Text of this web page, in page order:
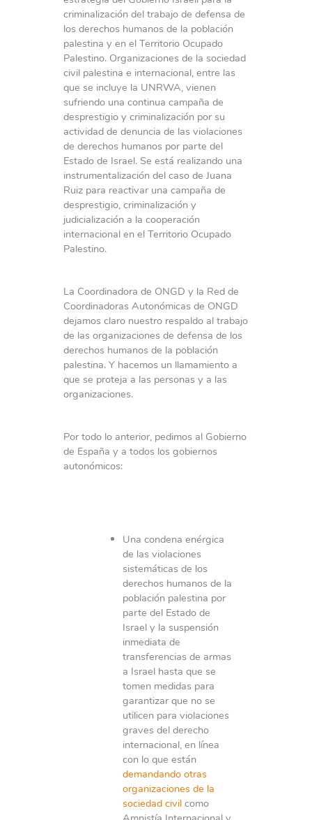
criminalización del trabajo de defensa de
los derechos humanos de la población
palestina y en el Territorio Ocupado
Palestino. Organizaciones de la sociedad
civil palestina e internacional, entre las
que se incluye la UNRWA, vienen
sufriendo una continua campaña de
desprestigio y criminalización por su
actividad de denuncia de las violaciones
de derechos humanos por parte del
Estado de Israel. Se está realizando una
instrumentalización del caso de Juana
Ruiz para reactivar una campaña de
desprestigio, criminalización y
judicialización a la cooperación
internacional en el Territorio Ocupado
Palestino.
La Coordinadora de ONGD y la Red de
Coordinadoras Autonómicas de ONGD
dejamos claro nuestro respaldo al trabajo
de las organizaciones de defensa de los
derechos humanos de la población
palestina. Y hacemos un llamamiento a
que se proteja a las personas y a las
organizaciones.
Por todo lo anterior, pedimos al Gobierno
de España y a todos los gobiernos
autonómicos:
Una condena enérgica
de las violaciones
sistemáticas de los
derechos humanos de la
población palestina por
parte del Estado de
Israel y la suspensión
inmediata de
transferencias de armas
a Israel hasta que se
tomen medidas para
garantizar que no se
utilicen para violaciones
graves del derecho
internacional, en línea
con lo que están
demandando otras
organizaciones de la
sociedad civil como